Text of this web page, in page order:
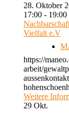
28. Oktober
17:00 - 19:00
Vielfalt e.V
https://
arbeit/
Weitere
29 Okt.